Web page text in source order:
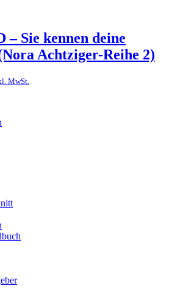
Sie kennen deine
Achtziger-Reihe 2)
MwSt.